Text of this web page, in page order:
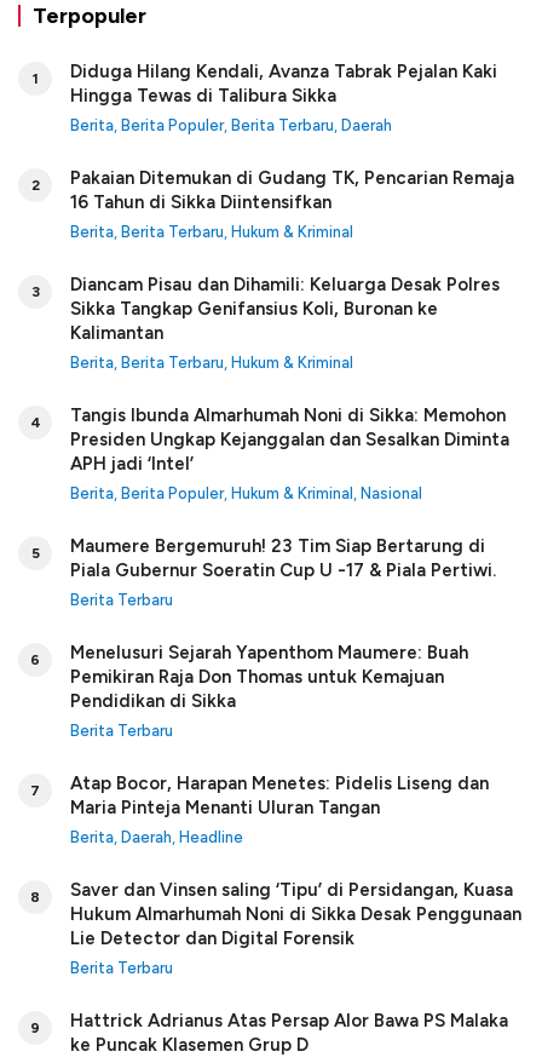
Terpopuler
1
Diduga Hilang Kendali, Avanza Tabrak Pejalan Kaki
Hingga Tewas di Talibura Sikka
Berita Berita Populer, Berita Terbaru Daerah
2
Pakaian Ditemukan di Gudang TK, Pencarian Remaja
16 Tahun di Sikka Diintensifkan
Berita Berita Terbaru Hukum & Kriminal
3
Diancam Pisau dan Dihamili: Keluarga Desak Polres
Sikka Tangkap Genifansius Koli, Buronan ke
Kalimantan
Berita Berita Terbaru Hukum & Kriminal
4
Tangis Ibunda Almarhumah Noni di Sikka: Memohon
Presiden Ungkap Kejanggalan dan Sesalkan Diminta
APH jadi ‘Intel’
Berita Berita Populer, Hukum & Kriminal Nasional
5
Maumere Bergemuruh! 23 Tim Siap Bertarung di
Piala Gubernur Soeratin Cup U -17 & Piala Pertiwi.
Berita Terbaru
6
Menelusuri Sejarah Yapenthom Maumere: Buah
Pemikiran Raja Don Thomas untuk Kemajuan
Pendidikan di Sikka
Berita Terbaru
7
Atap Bocor, Harapan Menetes: Pidelis Liseng dan
Maria Pinteja Menanti Uluran Tangan
Berita Daerah Headline
8
Saver dan Vinsen saling ‘Tipu’ di Persidangan, Kuasa
Hukum Almarhumah Noni di Sikka Desak Penggunaan
Lie Detector dan Digital Forensik
Berita Terbaru
9
Hattrick Adrianus Atas Persap Alor Bawa PS Malaka
ke Puncak Klasemen Grup D